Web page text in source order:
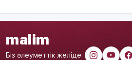
malim
Біз әлеуметтік желіде: